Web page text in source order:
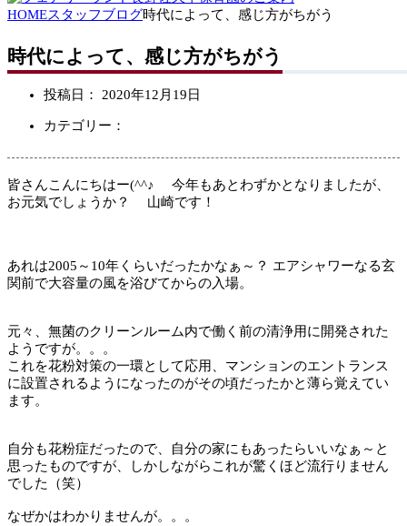
HOMEスタッフブログ時代によって、感じ方がちがう
時代によって、感じ方がちがう
投稿日： 2020年12月19日
カテゴリー：
皆さんこんにちはー(^^♪ 今年もあとわずかとなりましたが、
お元気でしょうか？ 山崎です！
あれは2005～10年くらいだったかなぁ～？ エアシャワーなる玄
関前で大容量の風を浴びてからの入場。
元々、無菌のクリーンルーム内で働く前の清浄用に開発された
ようですが。。。
これを花粉対策の一環として応用、マンションのエントランス
に設置されるようになったのがその頃だったかと薄ら覚えてい
ます。
自分も花粉症だったので、自分の家にもあったらいいなぁ～と
思ったものですが、しかしながらこれが驚くほど流行りません
でした（笑）
なぜかはわかりませんが。。。